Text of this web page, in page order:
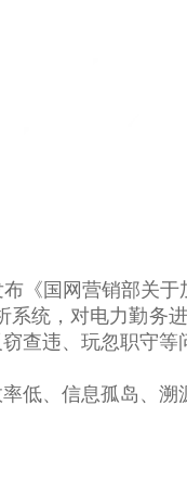
《国网营销部关
系统，对电力勤务
查违、玩忽职守等
低、信息孤岛、